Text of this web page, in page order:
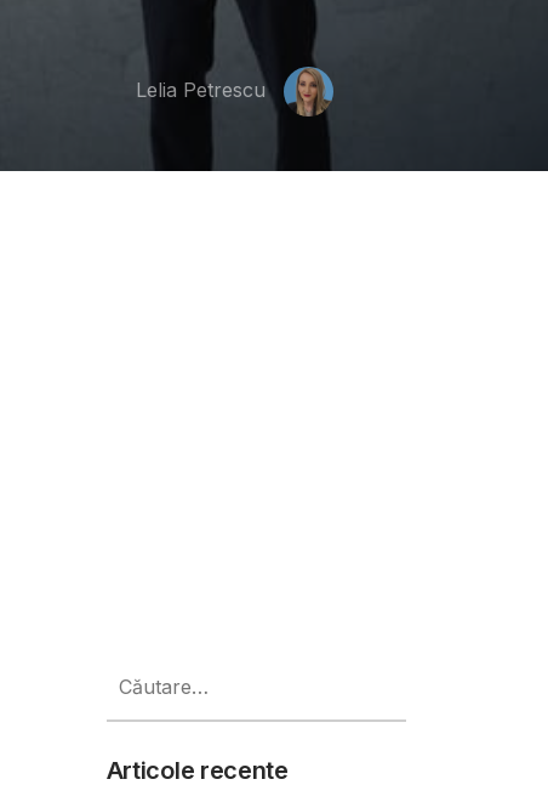
Lelia Petrescu
după:
Articole recente